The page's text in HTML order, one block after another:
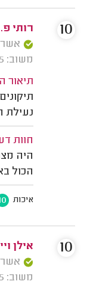
רותי
אשרור: 05/
משוב: 11/02/2025
תיאור
נעילת
חוות
היה
הכול
איכות
10
אילן
אשרור: 23/
משוב: 23/03/2025
10